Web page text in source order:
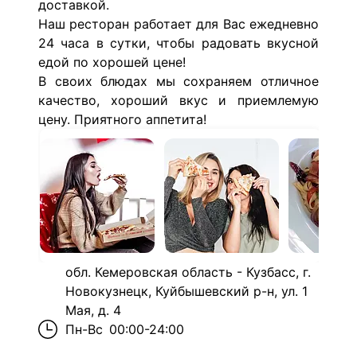
доставкой.
Наш ресторан работает для Вас ежедневно
24 часа в сутки, чтобы радовать вкусной
едой по хорошей цене!
В своих блюдах мы сохраняем отличное
качество, хороший вкус и приемлемую
цену. Приятного аппетита!
обл. Кемеровская область - Кузбасс, г.
Новокузнецк, Куйбышевский р-н, ул. 1
Мая, д. 4
Пн-Вс 00:00-24:00